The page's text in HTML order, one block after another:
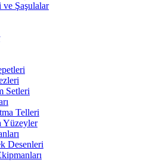
Şaşulalar
Setleri
Telleri
Yüzeyler
Desenleri